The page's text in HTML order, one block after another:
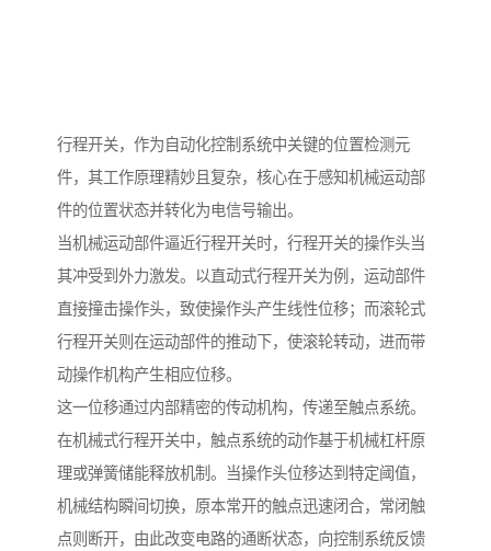
行程开关，作为自动化控制系统中关键的位置检测元
件，其工作原理精妙且复杂，核心在于感知机械运动部
件的位置状态并转化为电信号输出。
当机械运动部件逼近行程开关时，行程开关的操作头当
其冲受到外力激发。以直动式行程开关为例，运动部件
直接撞击操作头，致使操作头产生线性位移；而滚轮式
行程开关则在运动部件的推动下，使滚轮转动，进而带
动操作机构产生相应位移。
这一位移通过内部精密的传动机构，传递至触点系统。
在机械式行程开关中，触点系统的动作基于机械杠杆原
理或弹簧储能释放机制。当操作头位移达到特定阈值，
机械结构瞬间切换，原本常开的触点迅速闭合，常闭触
点则断开，由此改变电路的通断状态，向控制系统反馈